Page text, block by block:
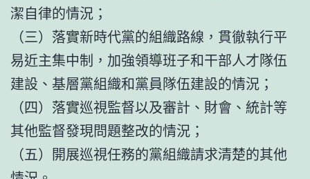
潔自律的情況；
（三）落實新時代黨的組織路線，貫徹執行平
易近主集中制，加強領導班子和干部人才隊伍
建設、基層黨組織和黨員隊伍建設的情況；
（四）落實巡視監督以及審計、財會、統計等
其他監督發現問題整改的情況；
（五）開展巡視任務的黨組織請求清楚的其他